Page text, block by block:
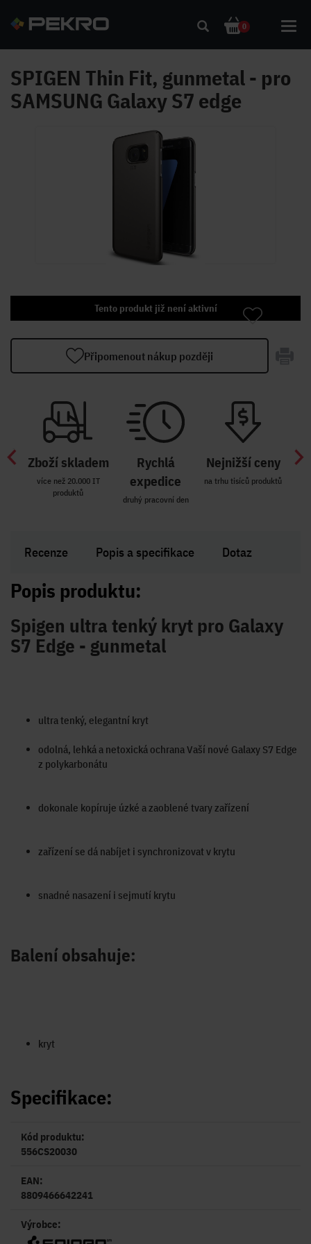
0
SPIGEN Thin Fit, gunmetal - pro
SAMSUNG Galaxy S7 edge
Tento produkt již není aktivní
Připomenout nákup později
Zboží skladem
více než 20.000 IT
produktů
Rychlá
expedice
druhý pracovní den
Nejnižší ceny
na trhu tisíců produktů
Recenze Popis a specifikace Dotaz
Popis produktu:
Spigen ultra tenký kryt pro Galaxy
S7 Edge - gunmetal
ultra tenký, elegantní kryt
odolná, lehká a netoxická ochrana Vaší nové Galaxy S7 Edge
z polykarbonátu
dokonale kopíruje úzké a zaoblené tvary zařízení
zařízení se dá nabíjet i synchronizovat v krytu
snadné nasazení i sejmutí krytu
Balení obsahuje:
kryt
Specifikace:
Kód produktu:
556CS20030
EAN:
8809466642241
Výrobce: